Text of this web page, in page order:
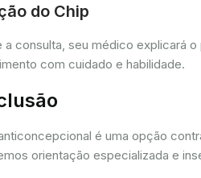
do Chip
a consulta, seu médico explicará
com cuidado e habilidade.
é uma opção
orientação especializada e